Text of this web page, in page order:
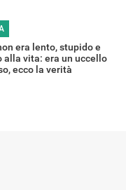
era lento, stupido e
alla vita: era un uccello
ecco la verità